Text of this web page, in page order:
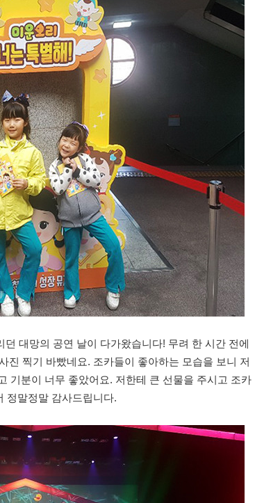
대망의 공연 날이 다가왔습니다! 무려 한 시간 전에
진 찍기 바빴네요. 조카들이 좋아하는 모습을 보니 저
기분이 너무 좋았어요. 저한테 큰 선물을 주시고 조카
정말정말 감사드립니다.